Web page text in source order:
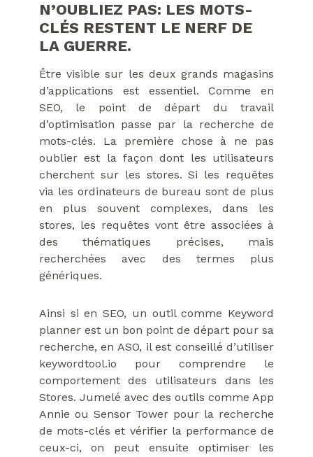
N’OUBLIEZ PAS: LES MOTS-
CLÉS RESTENT LE NERF DE
LA GUERRE.
Être visible sur les deux grands magasins
d’applications est essentiel. Comme en
SEO, le point de départ du travail
d’optimisation passe par la recherche de
mots-clés. La première chose à ne pas
oublier est la façon dont les utilisateurs
cherchent sur les stores. Si les requêtes
via les ordinateurs de bureau sont de plus
en plus souvent complexes, dans les
stores, les requêtes vont être associées à
des thématiques précises, mais
recherchées avec des termes plus
génériques.
Ainsi si en SEO, un outil comme Keyword
planner est un bon point de départ pour sa
recherche, en ASO, il est conseillé d’utiliser
keywordtool.io pour comprendre le
comportement des utilisateurs dans les
Stores. Jumelé avec des outils comme App
Annie ou Sensor Tower pour la recherche
de mots-clés et vérifier la performance de
ceux-ci, on peut ensuite optimiser les